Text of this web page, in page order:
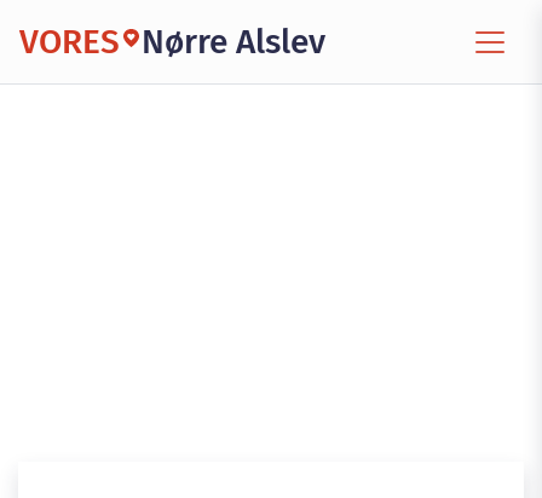
VORES Nørre Alslev